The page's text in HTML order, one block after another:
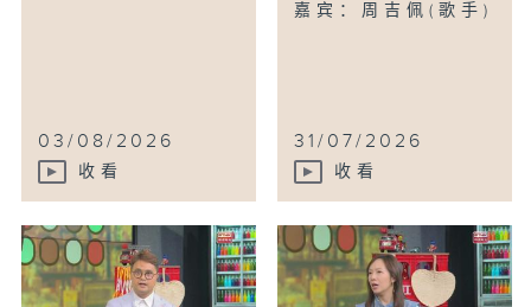
03/08/2026
收看
嘉宾：周吉佩(歌手)
31/07/2026
收看